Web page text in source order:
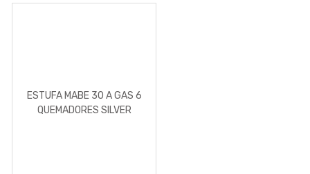
ESTUFA MABE 30 A GAS 6
QUEMADORES SILVER